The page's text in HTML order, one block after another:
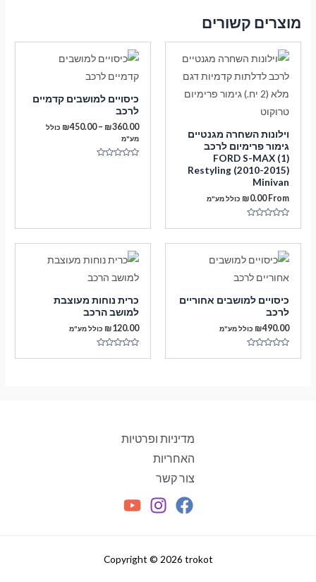
מוצרים קשורים
וילונות השחרה מגנטיים
גימור פרימיום לרכב
FORD S-MAX (1)
Restyling (2010-2015)
Minivan
From
₪0.00 כולל מע"מ
כיסויים למושבים קדמיים
לרכב
₪360.00
–
₪450.00
טווח
כולל
מע"מ
כיסויים למושבים אחוריים
לרכב
₪490.00 כולל מע"מ
כרית נוחות מעוצבת
למושב הרכב
₪120.00 כולל מע"מ
מדיניות ופרטיות
האחריות
צור קשר
Copyright © 2026 trokot